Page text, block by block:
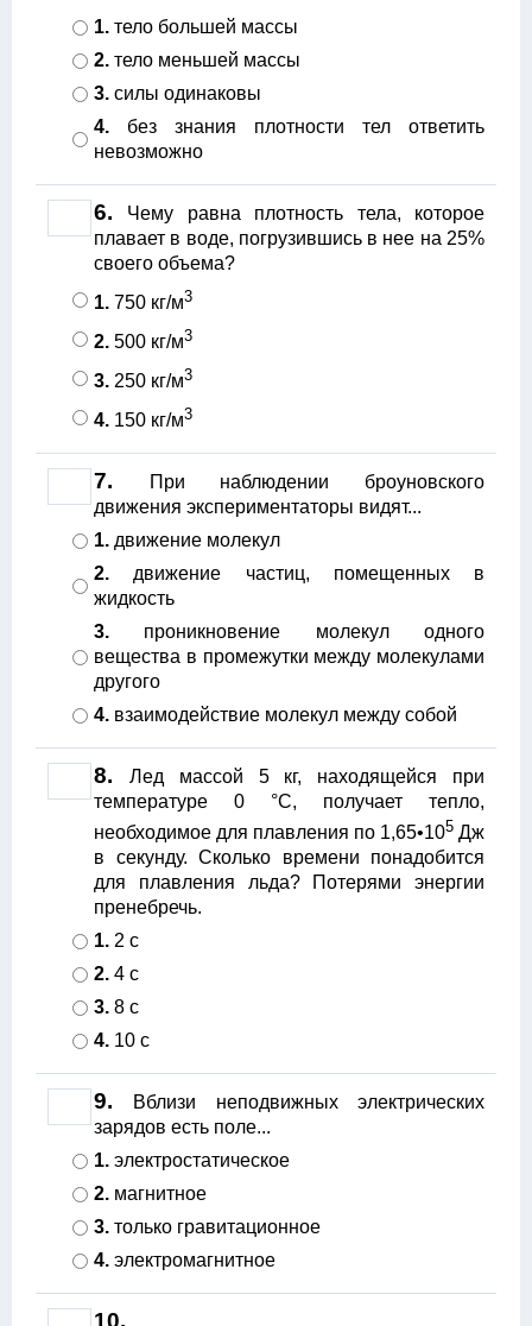
1. тело большей массы
2. тело меньшей массы
3. силы одинаковы
4. без знания плотности тел ответить
невозможно
6.
Чему равна плотность тела, которое
плавает в воде, погрузившись в нее на 25%
своего объема?
1. 750 кг/м3
2. 500 кг/м3
3. 250 кг/м3
4. 150 кг/м3
7.
При наблюдении броуновского
движения экспериментаторы видят...
1. движение молекул
2. движение частиц, помещенных в
жидкость
3. проникновение молекул одного
вещества в промежутки между молекулами
другого
4. взаимодействие молекул между собой
8.
Лед массой 5 кг, находящейся при
температуре 0 °С, получает тепло,
необходимое для плавления по 1,65•105 Дж
в секунду. Сколько времени понадобится
для плавления льда? Потерями энергии
пренебречь.
1. 2 с
2. 4 с
3. 8 с
4. 10 с
9.
Вблизи неподвижных электрических
зарядов есть поле...
1. электростатическое
2. магнитное
3. только гравитационное
4. электромагнитное
10.